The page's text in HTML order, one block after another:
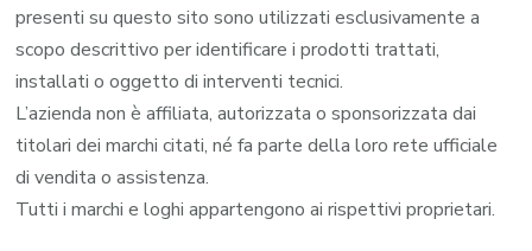
presenti su questo sito sono utilizzati esclusivamente a
scopo descrittivo per identificare i prodotti trattati,
installati o oggetto di interventi tecnici.
L’azienda non è affiliata, autorizzata o sponsorizzata dai
titolari dei marchi citati, né fa parte della loro rete ufficiale
di vendita o assistenza.
Tutti i marchi e loghi appartengono ai rispettivi proprietari.